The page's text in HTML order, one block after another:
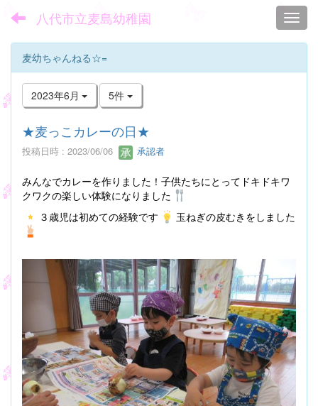
八代市立麦島幼稚園
麦幼ちゃんねる☆=
2023年6月 5件
★麦っこカレーの日★
投稿日時 : 2023/06/06 承認者
みんなでカレーを作りました！子供たちにとってドキドキワ
クワクの楽しい体験になりました
３歳児は初めての経験です
玉ねぎの皮むきをしました